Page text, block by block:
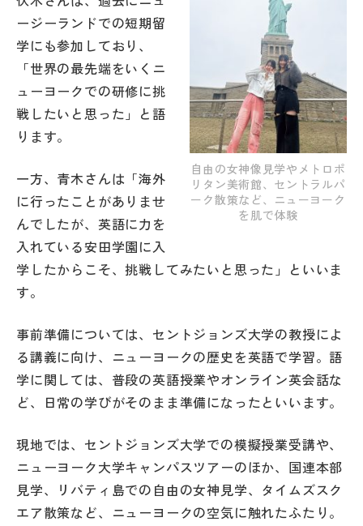
運営会社
自由の女神像見学やメトロポ
リタン美術館、セントラルパ
ーク散策など、ニューヨーク
を肌で体験
ージーランドでの短期留
学にも参加しており、
「世界の最先端をいくニ
ューヨークでの研修に挑
戦したいと思った」と語
ります。
一方、青木さんは「海外
に行ったことがありませ
んでしたが、英語に力を
入れている安田学園に入
学したからこそ、挑戦してみたいと思った」といいま
す。
事前準備については、セントジョンズ大学の教授によ
る講義に向け、ニューヨークの歴史を英語で学習。語
学に関しては、普段の英語授業やオンライン英会話な
ど、日常の学びがそのまま準備になったといいます。
現地では、セントジョンズ大学での模擬授業受講や、
ニューヨーク大学キャンパスツアーのほか、国連本部
見学、リバティ島での自由の女神見学、タイムズスク
エア散策など、ニューヨークの空気に触れたふたり。